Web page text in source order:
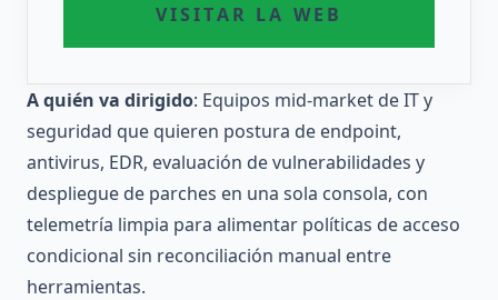
VISITAR LA WEB
A quién va dirigido: Equipos mid-market de IT y
seguridad que quieren postura de endpoint,
antivirus, EDR, evaluación de vulnerabilidades y
despliegue de parches en una sola consola, con
telemetría limpia para alimentar políticas de acceso
condicional sin reconciliación manual entre
herramientas.